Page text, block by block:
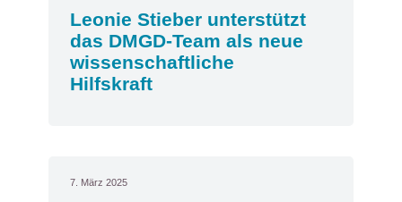
Leonie Stieber unterstützt
das DMGD-Team als neue
wissenschaftliche
Hilfskraft
7. März 2025